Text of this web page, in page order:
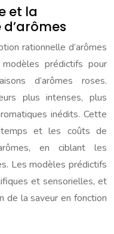
et la
rationnelle d’arômes
prédictifs pour
d’arômes roses.
plus intenses, plus
inédits. Cette
et les coûts de
en ciblant les
Les modèles prédictifs
et sensorielles, et
de la saveur en fonction